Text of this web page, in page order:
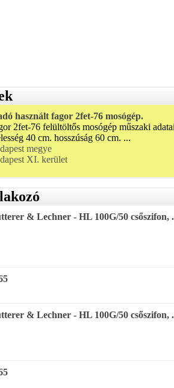
használt fagor 2fet-76 mosógép.
2fet-76 felültöltős mosógép műszaki
40 cm. hosszúság 60 cm. ...
megye
XI. kerület
& Lechner - HL 100G/50 csőszifon,
& Lechner - HL 100G/50 csőszifon,